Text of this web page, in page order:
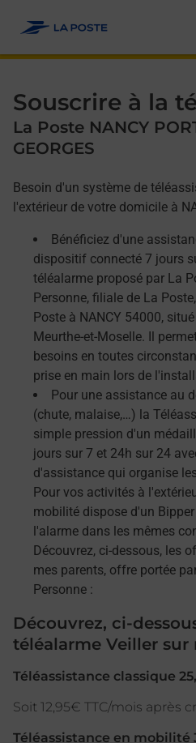
Souscrire à la
La Poste NANCY
GEORGES
Besoin d'un système de
l'extérieur de votre domicile à
Bénéficiez d'une
dispositif connecté 7 jours
téléalarme proposé par La
Personne, filiale de La
Poste à NANCY 54000,
Meurthe-et-Moselle. Il
besoins en toutes
prise en main lors de
Pour une assistance au
(chute, malaise,…) la
simple pression d'un
jours sur 7 et 24h sur 24
d'assistance qui organise
Pour vos activités à
mobilité dispose d'un
l'alarme dans les mêmes
Découvrez, ci-dessous, les
mes parents, offre portée
Personne :
Découvrez, ci-
téléalarme Veiller sur
Téléassistance classique
Soit 12,95€ TTC/mois après
Téléassistance en mobilité